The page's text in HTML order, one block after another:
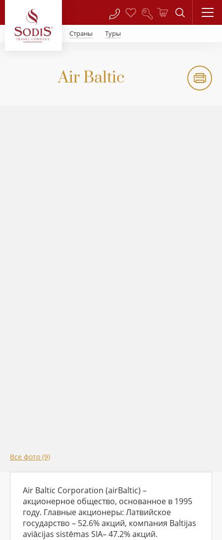
Страны Туры
Air Baltic
Все фото (9)
Air Baltic Corporation (airBaltic) –
акционерное общество, основанное в 1995
году. Главные акционеры: Латвийское
государство – 52.6% акций, компания Baltijas
aviācijas sistēmas SIA– 47.2% акций.